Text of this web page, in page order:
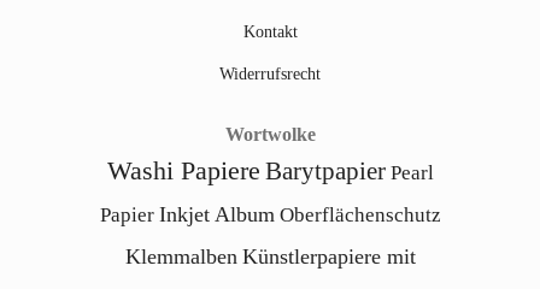
Kontakt
Widerrufsrecht
Wortwolke
Washi Papiere Barytpapier Pearl
Papier Inkjet Album Oberflächenschutz
Klemmalben Künstlerpapiere mit